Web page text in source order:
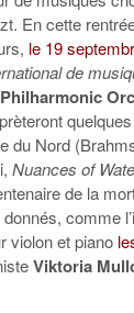
En cette
le 19
de
Philharmonic
rèteront
du Nord (
, Nuances of
de la
comme
violon et piano
Viktoria